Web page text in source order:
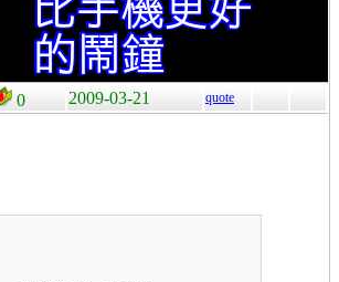
0 2009-03-21 quote